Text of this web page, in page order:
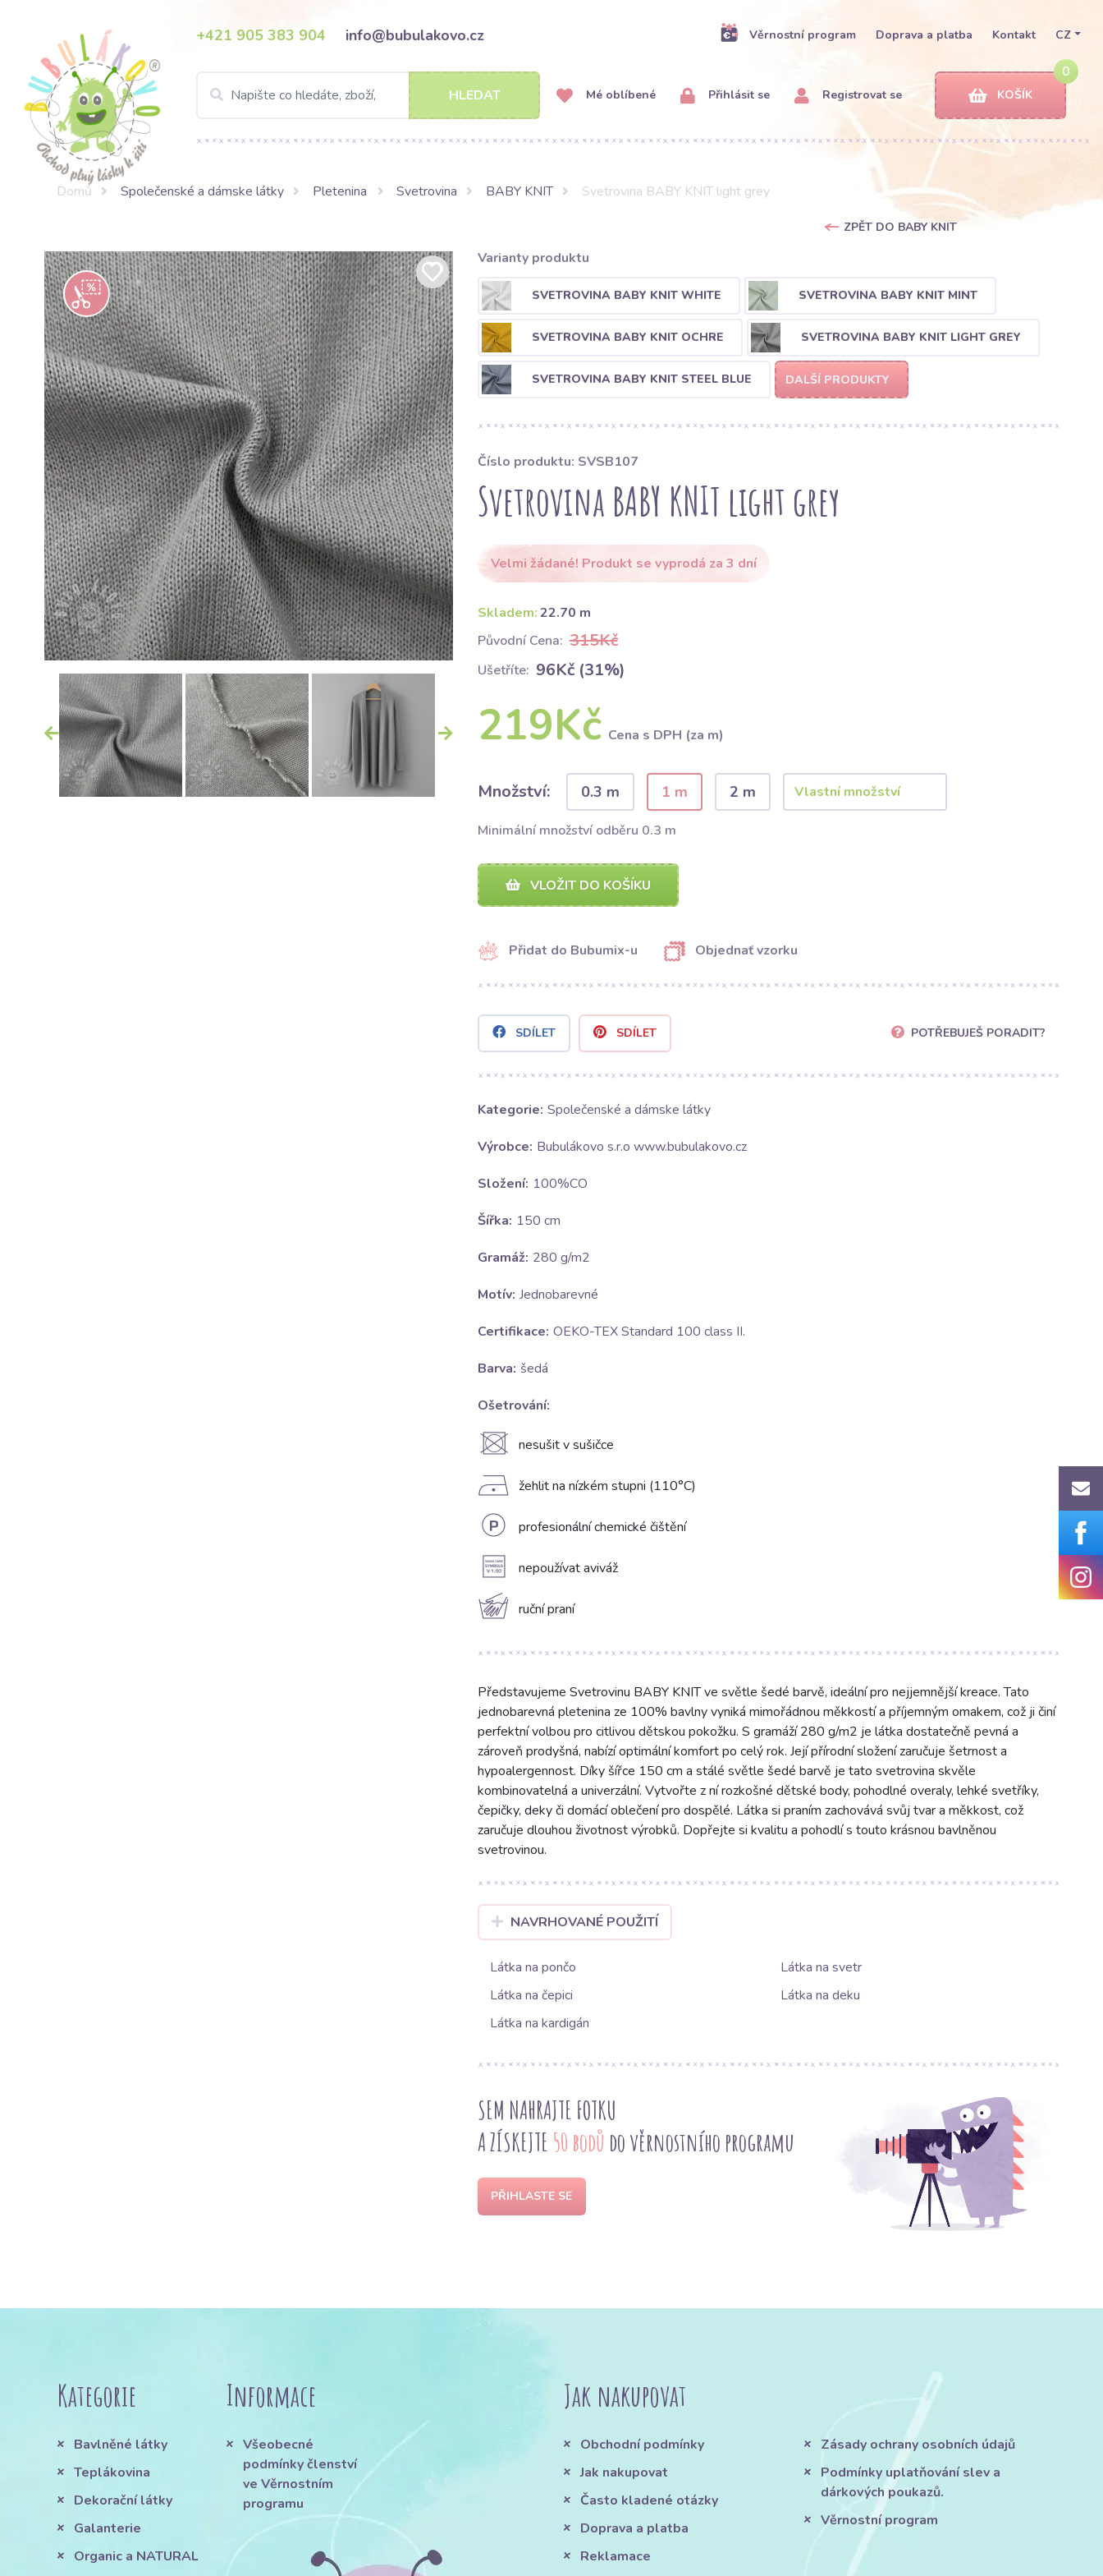
+421 905 383 904 info@bubulakovo.cz Věrnostní program Doprava a platba Kontakt CZ
HLEDAT Mé oblíbené Přihlásit se Registrovat se
0
KOŠÍK
Domů Společenské a dámske látky Pletenina Svetrovina BABY KNIT Svetrovina BABY KNIT light grey
ZPĚT DO BABY KNIT
Varianty produktu
SVETROVINA BABY KNIT WHITE SVETROVINA BABY KNIT MINT
SVETROVINA BABY KNIT OCHRE SVETROVINA BABY KNIT LIGHT GREY
SVETROVINA BABY KNIT STEEL BLUE DALŠÍ PRODUKTY
Číslo produktu: SVSB107
Svetrovina BABY KNIT light grey
Velmi žádané! Produkt se vyprodá za 3 dní
Skladem:22.70 m
Původní Cena: 315Kč
Ušetříte: 96Kč (31%)
219Kč Cena s DPH (za m)
Množství: 0.3 m 1 m 2 m
Minimální množství odběru 0.3 m
VLOŽIT DO KOŠÍKU
Přidat do Bubumix-u Objednať vzorku
SDÍLET SDÍLET POTŘEBUJEŠ PORADIT?
Kategorie: Společenské a dámske látky
Výrobce: Bubulákovo s.r.o www.bubulakovo.cz
Složení: 100%CO
Šířka: 150 cm
Gramáž: 280 g/m2
Motív: Jednobarevné
Certifikace: OEKO-TEX Standard 100 class II.
Barva: šedá
Ošetrování:
U nesušit v sušičce
D žehlit na nízkém stupni (110°C)
L profesionální chemické čištění
A nepoužívat aviváž
c ruční praní
Představujeme Svetrovinu BABY KNIT ve světle šedé barvě, ideální pro nejjemnější kreace. Tato
jednobarevná pletenina ze 100% bavlny vyniká mimořádnou měkkostí a příjemným omakem, což ji činí
perfektní volbou pro citlivou dětskou pokožku. S gramáží 280 g/m2 je látka dostatečně pevná a
zároveň prodyšná, nabízí optimální komfort po celý rok. Její přírodní složení zaručuje šetrnost a
hypoalergennost. Díky šířce 150 cm a stálé světle šedé barvě je tato svetrovina skvěle
kombinovatelná a univerzální. Vytvořte z ní rozkošné dětské body, pohodlné overaly, lehké svetříky,
čepičky, deky či domácí oblečení pro dospělé. Látka si praním zachovává svůj tvar a měkkost, což
zaručuje dlouhou životnost výrobků. Dopřejte si kvalitu a pohodlí s touto krásnou bavlněnou
svetrovinou.
NAVRHOVANÉ POUŽITÍ
Látka na pončo
Látka na svetr
Látka na čepici
Látka na deku
Látka na kardigán
SEM NAHRAJTE FOTKU
A ZÍSKEJTE 50 bodů do věrnostního programu
PŘIHLASTE SE
Kategorie
Bavlněné látky
Teplákovina
Dekorační látky
Galanterie
Organic a NATURAL
Informace
Všeobecné
podmínky členství
ve Věrnostním
programu
Jak nakupovat
Obchodní podmínky
Jak nakupovat
Často kladené otázky
Doprava a platba
Reklamace
Zásady ochrany osobních údajů
Podmínky uplatňování slev a
dárkových poukazů.
Věrnostní program